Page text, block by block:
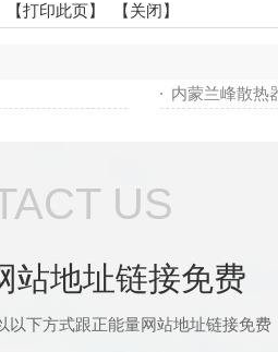
【打印此页】 【关闭】
内蒙兰峰散热
US
站地址链接免费
以下方式跟正能量网站地址链接免费